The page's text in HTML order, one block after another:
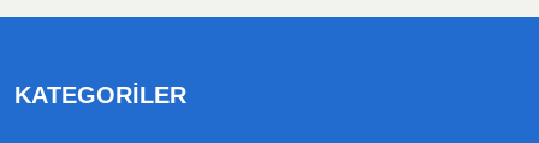
KATEGORILER